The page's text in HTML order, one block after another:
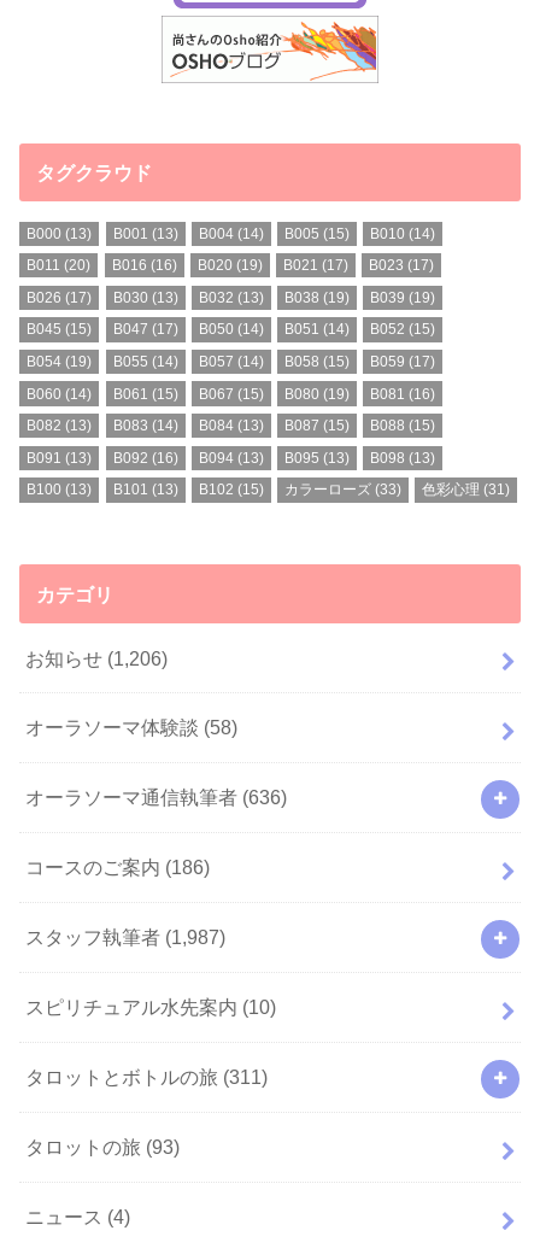
タグクラウド
B000 (13) B001 (13) B004(14) B005 (15) B010 (14)
B011 (20) B016 (16) B020 (19) B021 (17) B023 (17)
B026 (17) B030 (13) B032 (13) B038 (19) B039 (19)
B045 (15) B047 (17) B050 (14) B051 (14) B052 (15)
B054 (19) B055 (14) B057 (14) B058 (15) B059 (17)
B060 (14) B061 (15) B067 (15) B080 (19) B081 (16)
B082 (13) B083 (14) B084(13) B087 (15) B088 (15)
B091 (13) B092 (16) B094(13) B095 (13) B098 (13)
B100 (13) B101 (13) B102 (15) カラーローズ (33) 色彩心理 (31)
カテゴリ
お知らせ (1,206)
オーラソーマ体験談 (58)
オーラソーマ通信執筆者 (636)
コースのご案内 (186)
スタッフ執筆者 (1,987)
スピリチュアル水先案内 (10)
タロットとボトルの旅 (311)
タロットの旅 (93)
ニュース (4)